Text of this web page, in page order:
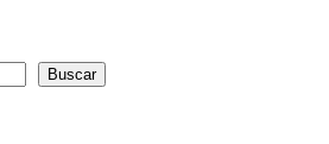
Buscar